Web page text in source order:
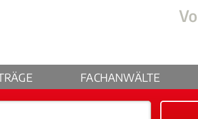
FACHANWÄLTE